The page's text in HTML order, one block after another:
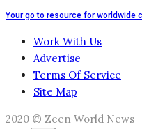
Your go to resource for worldwide
Work With Us
Advertise
Terms Of Service
Site Map
2020 © Zeen World News